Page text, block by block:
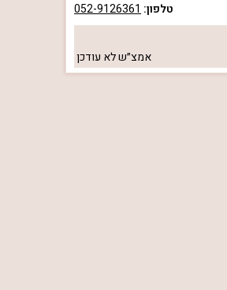
טלפון: 052-9126361
אמצ״שלא עודכן